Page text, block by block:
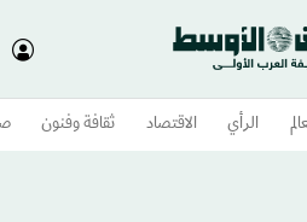
الرأي الاقتصاد ثقافة وفنون